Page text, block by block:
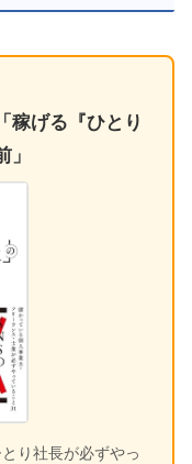
稼げる『ひとり
り社長が必ずやっ